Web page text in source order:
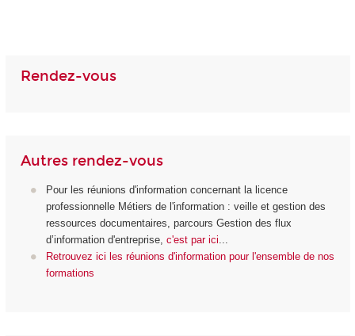
Rendez-vous
Autres rendez-vous
Pour les réunions d'information concernant la licence
professionnelle Métiers de l'information : veille et gestion des
ressources documentaires, parcours Gestion des flux
d’information d'entreprise, c'est par ici...
Retrouvez ici les réunions d'information pour l'ensemble de nos
formations